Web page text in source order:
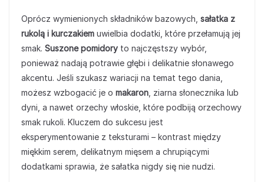
Oprócz wymienionych składników bazowych, sałatka z
rukolą i kurczakiem uwielbia dodatki, które przełamują jej
smak. Suszone pomidory to najczęstszy wybór,
ponieważ nadają potrawie głębi i delikatnie słonawego
akcentu. Jeśli szukasz wariacji na temat tego dania,
możesz wzbogacić je o makaron , ziarna słonecznika lub
dyni, a nawet orzechy włoskie, które podbiją orzechowy
smak rukoli. Kluczem do sukcesu jest
eksperymentowanie z teksturami – kontrast między
miękkim serem, delikatnym mięsem a chrupiącymi
dodatkami sprawia, że sałatka nigdy się nie nudzi.